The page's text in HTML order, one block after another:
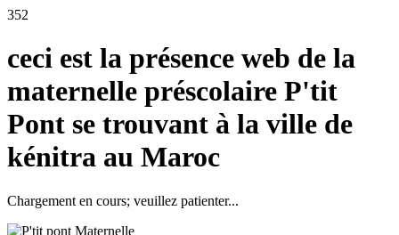
352
ceci est la présence web de la
maternelle préscolaire P'tit
Pont se trouvant à la ville de
kénitra au Maroc
Chargement en cours; veuillez patienter...